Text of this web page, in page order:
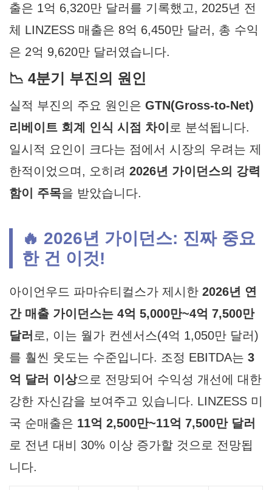
출은 1억 6,320만 달러를 기록했고, 2025년 전
체 LINZESS 매출은 8억 6,450만 달러, 총 수익
은 2억 9,620만 달러였습니다.
📉 4분기 부진의 원인
실적 부진의 주요 원인은 GTN(Gross-to-Net)
리베이트 회계 인식 시점 차이 로 분석됩니다.
일시적 요인이 크다는 점에서 시장의 우려는 제
한적이었으며, 오히려 2026년 가이던스의 강력
함이 주목을 받았습니다.
🔥 2026년 가이던스: 진짜 중요
한 건 이것!
아이언우드 파마슈티컬스가 제시한 2026년 연
간 매출 가이던스는 4억 5,000만~4억 7,500만
달러 로, 이는 월가 컨센서스(4억 1,050만 달러)
를 훨씬 웃도는 수준입니다. 조정 EBITDA는 3
억 달러 이상으로 전망되어 수익성 개선에 대한
강한 자신감을 보여주고 있습니다. LINZESS 미
국 순매출은 11억 2,500만~11억 7,500만 달러
로 전년 대비 30% 이상 증가할 것으로 전망됩
니다.